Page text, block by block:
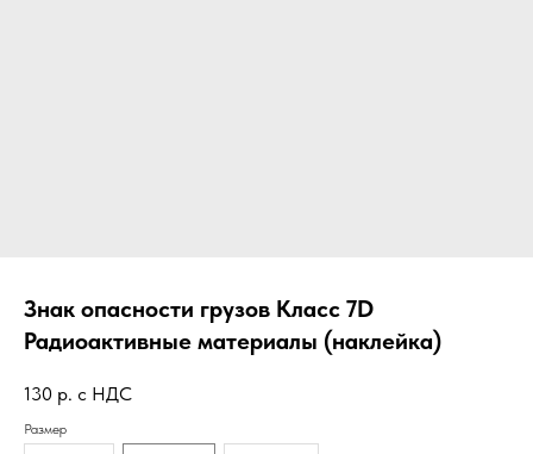
Знак опасности грузов Класс 7D
Радиоактивные материалы (наклейка)
130 р. с НДС
Размер